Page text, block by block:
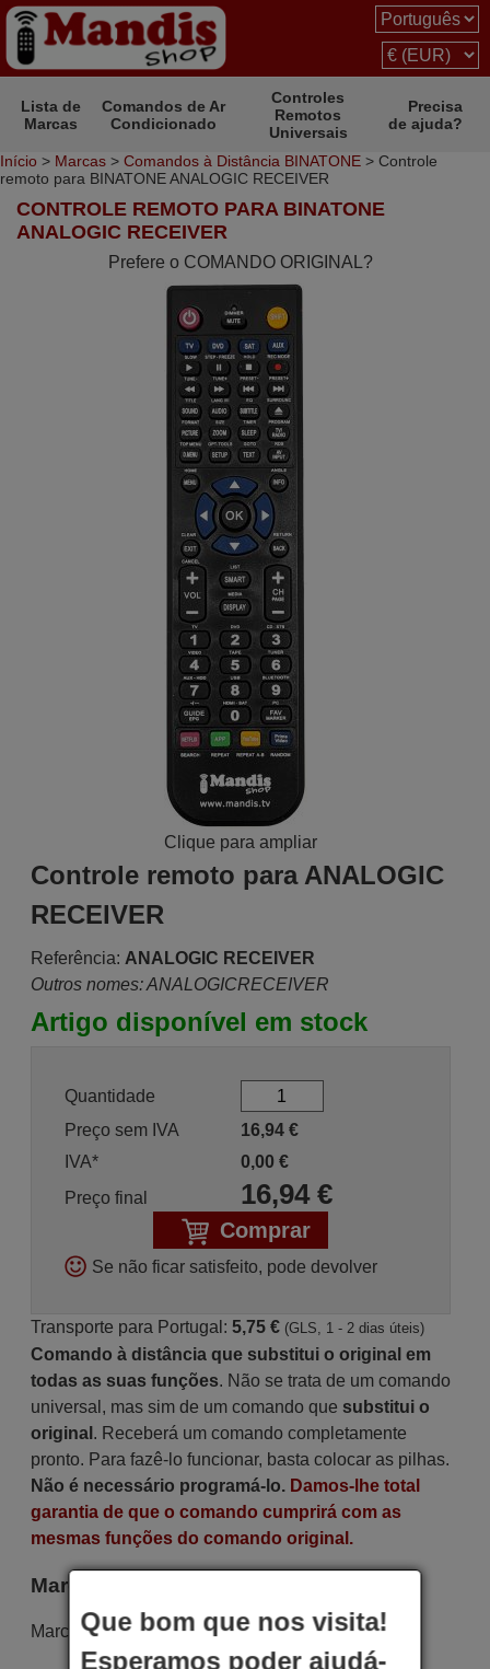
Lista de
Marcas
Comandos de Ar
Condicionado
Controles
Remotos
Universais
Precisa
de ajuda?
Início > Marcas > Comandos à Distância BINATONE > Controle
remoto para BINATONE ANALOGIC RECEIVER
CONTROLE REMOTO PARA BINATONE
ANALOGIC RECEIVER
Prefere o COMANDO ORIGINAL?
Clique para ampliar
Controle remoto para ANALOGIC
RECEIVER
Referência: ANALOGIC RECEIVER
Outros nomes: ANALOGICRECEIVER
Artigo disponível em stock
Quantidade
Preço sem IVA
16,94€
IVA*
0,00 €
Preço final
16,94€
Comprar
Se não ficar satisfeito, pode devolver
Transporte para Portugal: 5,75 € (GLS, 1 - 2 dias úteis)
Comando à distância que substitui o original em
todas as suas funções. Não se trata de um comando
universal, mas sim de um comando que substitui o
original . Receberá um comando completamente
pronto. Para fazê-lo funcionar, basta colocar as pilhas.
Não é necessário programá-lo. Damos-lhe total
garantia de que o comando cumprirá com as
mesmas funções do comando original.
Marca
Marca: BINATONE
Que bom que nos visita!
Esperamos poder ajudá-